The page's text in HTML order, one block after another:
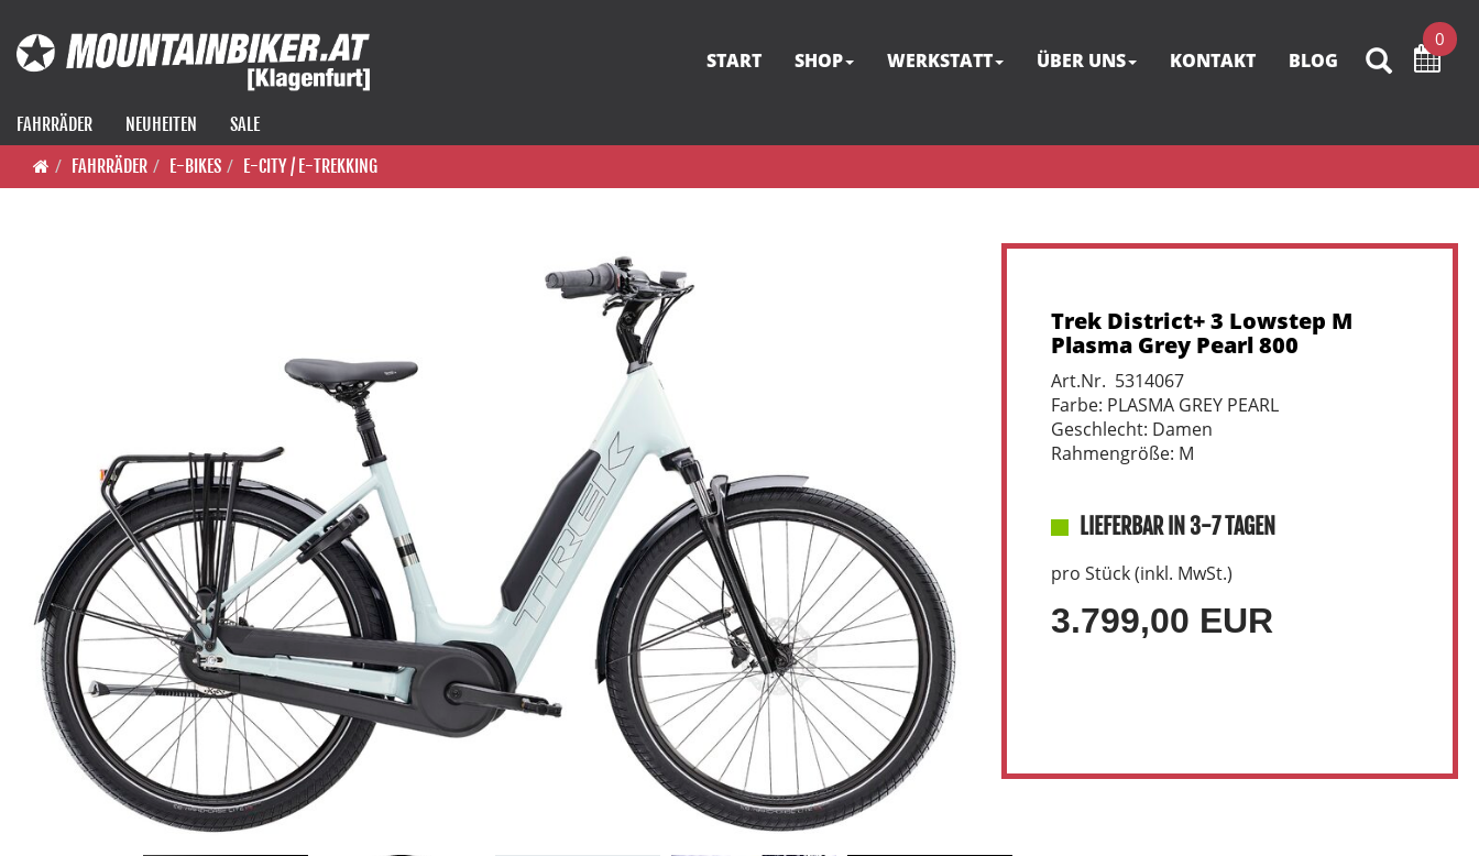
0
START SHOP WERKSTATT ÜBER UNS KONTAKT BLOG
FAHRRÄDER NEUHEITEN
SALE
FAHRRÄDER
E-BIKES E-CITY / E-TREKKING
Trek District+ 3 Lowstep M
Plasma Grey Pearl 800
Art.Nr. 5314067
Farbe: PLASMA GREY PEARL
Geschlecht: Damen
Rahmengröße: M
LIEFERBAR IN 3-7 TAGEN
pro Stück (inkl. MwSt.)
3.799,00 EUR